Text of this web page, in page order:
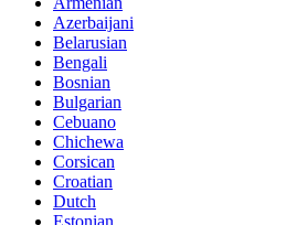
Azerbaijani
Belarusian
Bengali
Bosnian
Bulgarian
Cebuano
Chichewa
Corsican
Croatian
Dutch